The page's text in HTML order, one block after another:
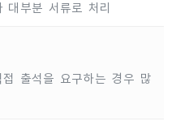
부분 서류로 처리
출석을 요구하는 경우 많